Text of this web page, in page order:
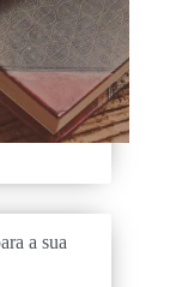
a sua